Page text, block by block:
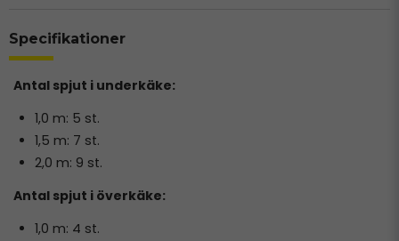
Specifikationer
Antal spjut i underkäke:
1,0 m: 5 st.
1,5 m: 7 st.
2,0 m: 9 st.
Antal spjut i överkäke:
1,0 m: 4 st.